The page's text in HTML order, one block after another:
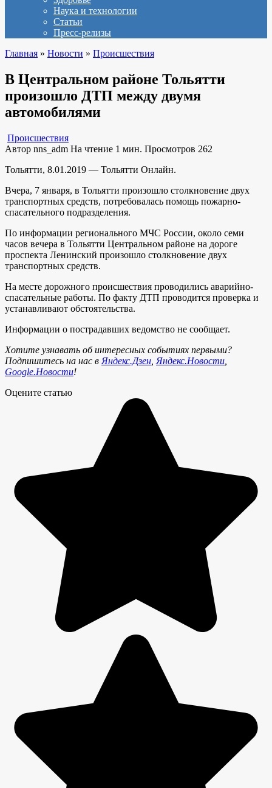
Наука и технологии
Статьи
Пресс-релизы
Главная » Новости » Происшествия
В Центральном районе Тольятти
произошло ДТП между двумя
автомобилями
Происшествия
Автор nns_adm На чтение 1 мин. Просмотров 262
Тольятти, 8.01.2019 — Тольятти Онлайн.
Вчера, 7 января, в Тольятти произошло столкновение двух
транспортных средств, потребовалась помощь пожарно-
спасательного подразделения.
По информации регионального МЧС России, около семи
часов вечера в Тольятти Центральном районе на дороге
проспекта Ленинский произошло столкновение двух
транспортных средств.
На месте дорожного происшествия проводились аварийно-
спасательные работы. По факту ДТП проводится проверка и
устанавливают обстоятельства.
Информации о пострадавших ведомство не сообщает.
Хотите узнавать об интересных событиях первыми?
Подпишитесь на нас в Яндекс.Дзен Яндекс.Новости
Google.Новости!
Оцените статью